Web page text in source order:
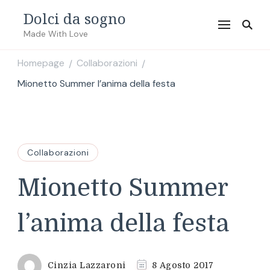
Dolci da sogno
Made With Love
Homepage / Collaborazioni /
Mionetto Summer l’anima della festa
Collaborazioni
Mionetto Summer
l’anima della festa
Cinzia Lazzaroni 8 Agosto 2017